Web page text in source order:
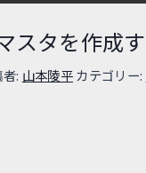
スタを作成
: 山本陵平カテゴリー: